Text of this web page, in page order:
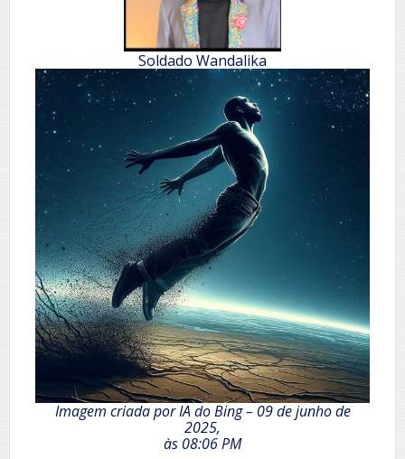
Soldado Wandalika
Imagem criada por IA do Bing – 09 de junho de
2025,
às 08:06 PM